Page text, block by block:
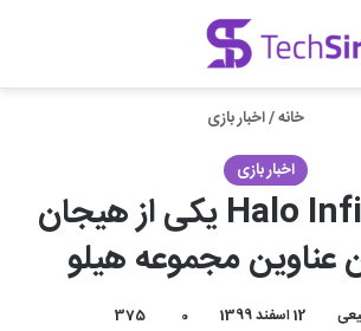
خانه/اخبار بازی
اخبار بازی
بازی Halo Infinite یکی از هیجان
عناوین مجموعه هیلو
12 اسفند 1399 0
375